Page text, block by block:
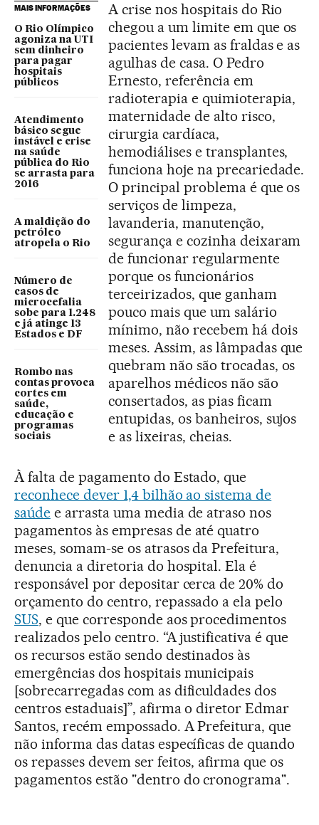
MAIS INFORMAÇÕES
O Rio Olímpico
agoniza na UTI
sem dinheiro
para pagar
hospitais
públicos
Atendimento
básico segue
instável e crise
na saúde
pública do Rio
se arrasta para
2016
A maldição do
petróleo
atropela o Rio
Número de
casos de
microcefalia
sobe para 1.248
e já atinge 13
Estados e DF
Rombo nas
contas provoca
cortes em
saúde,
educação e
programas
sociais
A crise nos hospitais do Rio
chegou a um limite em que os
pacientes levam as fraldas e as
agulhas de casa. O Pedro
Ernesto, referência em
radioterapia e quimioterapia,
maternidade de alto risco,
cirurgia cardíaca,
hemodiálises e transplantes,
funciona hoje na precariedade.
O principal problema é que os
serviços de limpeza,
lavanderia, manutenção,
segurança e cozinha deixaram
de funcionar regularmente
porque os funcionários
terceirizados, que ganham
pouco mais que um salário
mínimo, não recebem há dois
meses. Assim, as lâmpadas que
quebram não são trocadas, os
aparelhos médicos não são
consertados, as pias ficam
entupidas, os banheiros, sujos
e as lixeiras, cheias.
À falta de pagamento do Estado, que
reconhece dever 1,4 bilhão ao sistema de
saúdee arrasta uma media de atraso nos
pagamentos às empresas de até quatro
meses, somam-se os atrasos da Prefeitura,
denuncia a diretoria do hospital. Ela é
responsável por depositar cerca de 20% do
orçamento do centro, repassado a ela pelo
SUS, e que corresponde aos procedimentos
realizados pelo centro. “A justificativa é que
os recursos estão sendo destinados às
emergências dos hospitais municipais
[sobrecarregadas com as dificuldades dos
centros estaduais]”, afirma o diretor Edmar
Santos, recém empossado. A Prefeitura, que
não informa das datas específicas de quando
os repasses devem ser feitos, afirma que os
pagamentos estão "dentro do cronograma".